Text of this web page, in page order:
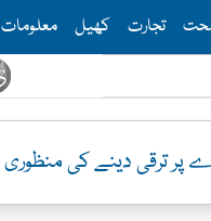
تجارت کھیل معلومات
ترقی دینے کی منظوری